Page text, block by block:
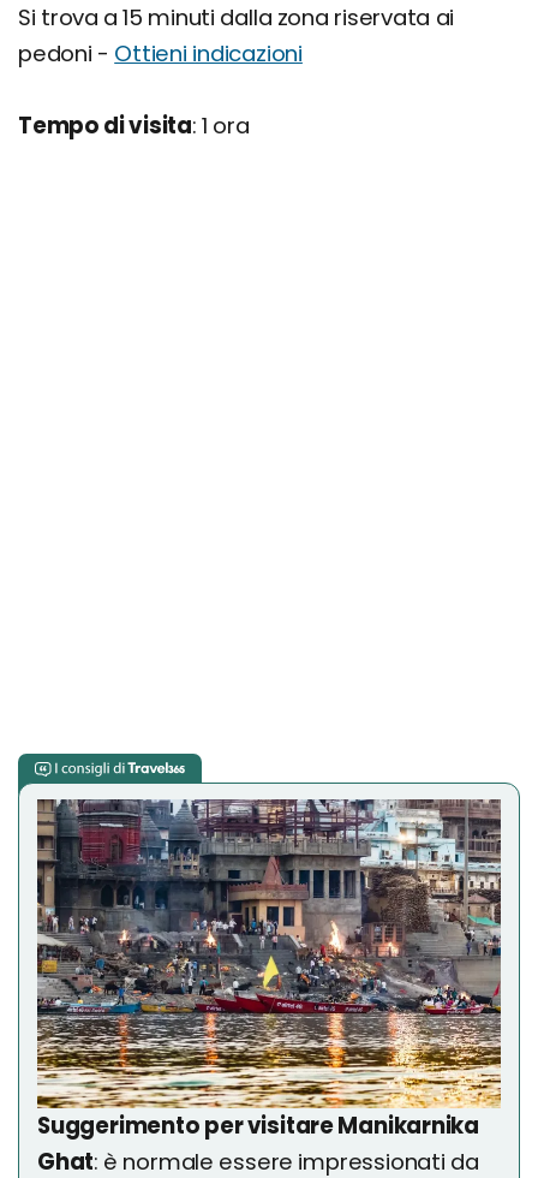
Si trova a 15 minuti dalla zona riservata ai
pedoni - Ottieni indicazioni
Tempo di visita: 1 ora
Suggerimento per visitare Manikarnika
Ghat: è normale essere impressionati da